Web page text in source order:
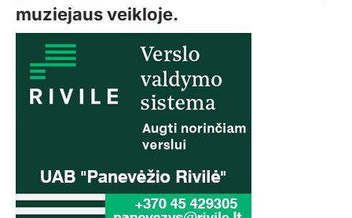
muziejaus veikloje.